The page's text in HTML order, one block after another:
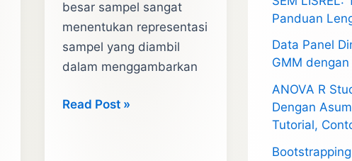
besar sampel sangat
menentukan representasi
sampel yang diambil
dalam menggambarkan
MENGHITUNG
Read Post »
Panduan
Data Panel
GMM dengan
ANOVA R
Dengan
Tutorial,